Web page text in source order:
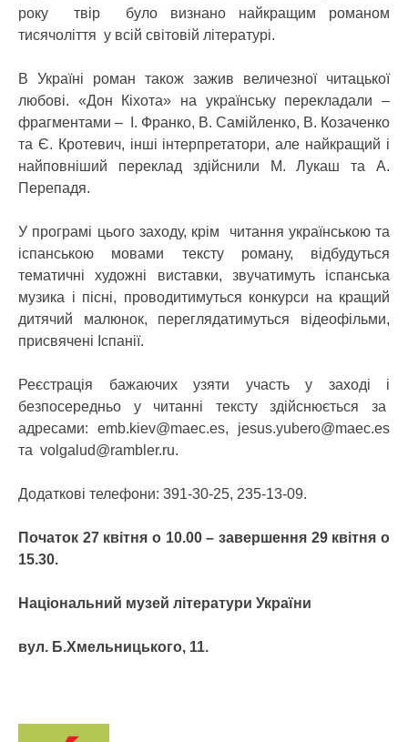
року твір було визнано найкращим романом
тисячоліття у всій світовій літературі.
В Україні роман також зажив величезної читацької
любові. «Дон Кіхота» на українську перекладали –
фрагментами – І. Франко, В. Самійленко, В. Козаченко
та Є. Кротевич, інші інтерпретатори, але найкращий і
найповніший переклад здійснили М. Лукаш та А.
Перепадя.
У програмі цього заходу, крім читання українською та
іспанською мовами тексту роману, відбудуться
тематичні художні виставки, звучатимуть іспанська
музика і пісні, проводитимуться конкурси на кращий
дитячий малюнок, переглядатимуться відеофільми,
присвячені Іспанії.
Реєстрація бажаючих узяти участь у заході і
безпосередньо у читанні тексту здійснюється за
адресами: emb.kiev@maec.es, jesus.yubero@maec.es
та volgalud@rambler.ru.
Додаткові телефони: 391-30-25, 235-13-09.
Початок 27 квітня о 10.00 – завершення 29 квітня о
15.30.
Національний музей літератури України
вул. Б.Хмельницького, 11.